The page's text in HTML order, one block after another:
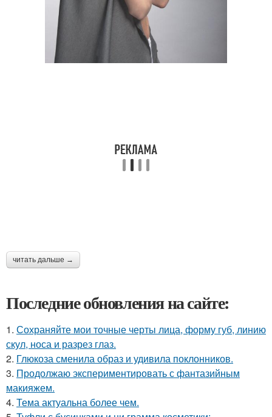
читать дальше →
Последние обновления на сайте:
1. Сохраняйте мои точные черты лица, форму губ, линию
скул, носа и разрез глаз.
2. Глюкоза сменила образ и удивила поклонников.
3. Продолжаю экспериментировать с фантазийным
макияжем.
4. Тема актуальна более чем.